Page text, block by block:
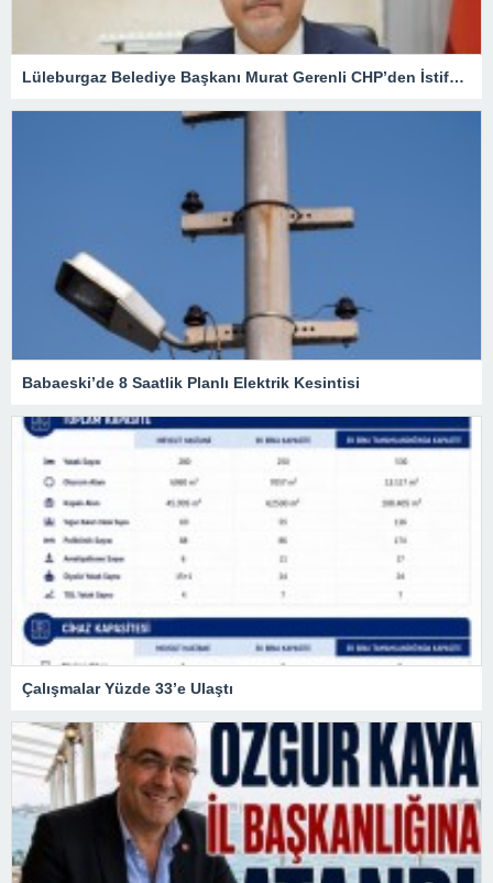
Lüleburgaz Belediye Başkanı Murat Gerenli CHP’den İstifa Etti
Babaeski’de 8 Saatlik Planlı Elektrik Kesintisi
Çalışmalar Yüzde 33’e Ulaştı